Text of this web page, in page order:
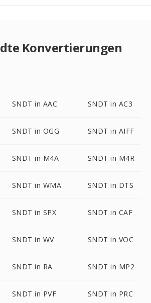
Konvertierungen
SNDT in AAC SNDT in AC3
SNDT in OGG SNDT in AIFF
SNDT in M4A SNDT in M4R
SNDT in WMA SNDT in DTS
SNDT in SPX SNDT in CAF
SNDT in WV SNDT in VOC
SNDT in RA SNDT in MP2
SNDT in PVF SNDT in PRC